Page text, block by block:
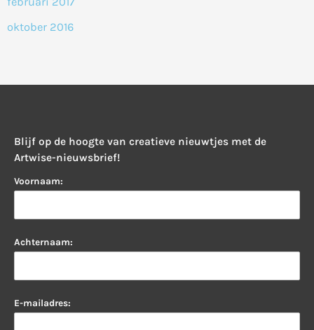
oktober 2016
Blijf op de hoogte van creatieve nieuwtjes met de
Artwise-nieuwsbrief!
Voornaam:
Achternaam:
E-mailadres: